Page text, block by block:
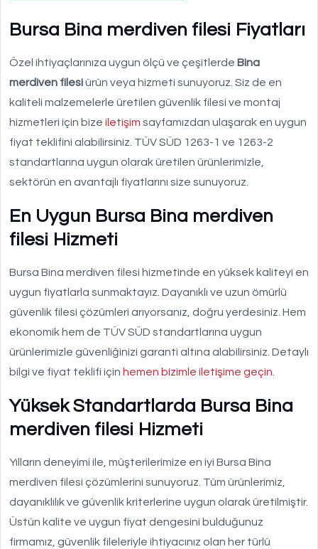
Bursa Bina merdiven filesi Fiyatları
Özel ihtiyaçlarınıza uygun ölçü ve çeşitlerde Bina
merdiven filesiürün veya hizmeti sunuyoruz. Siz de en
kaliteli malzemelerle üretilen güvenlik filesi ve montaj
hizmetleri için bize iletişim sayfamızdan ulaşarak en uygun
fiyat teklifini alabilirsiniz. TÜV SÜD 1263-1 ve 1263-2
standartlarına uygun olarak üretilen ürünlerimizle,
sektörün en avantajlı fiyatlarını size sunuyoruz.
En Uygun Bursa Bina merdiven
filesi Hizmeti
Bursa Bina merdiven filesi hizmetinde en yüksek kaliteyi en
uygun fiyatlarla sunmaktayız. Dayanıklı ve uzun ömürlü
güvenlik filesi çözümleri arıyorsanız, doğru yerdesiniz. Hem
ekonomik hem de TÜV SÜD standartlarına uygun
ürünlerimizle güvenliğinizi garanti altına alabilirsiniz. Detaylı
bilgi ve fiyat teklifi için hemen bizimle iletişime geçin.
Yüksek Standartlarda Bursa Bina
merdiven filesi Hizmeti
Yılların deneyimi ile, müşterilerimize en iyi Bursa Bina
merdiven filesi çözümlerini sunuyoruz. Tüm ürünlerimiz,
dayanıklılık ve güvenlik kriterlerine uygun olarak üretilmiştir.
Üstün kalite ve uygun fiyat dengesini bulduğunuz
firmamız, güvenlik fileleriyle ihtiyacınız olan her türlü